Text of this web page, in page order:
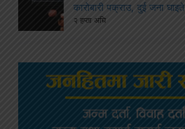
कारोबारी पक्राउ, दुई जना घाइते
२ हप्ता अघि